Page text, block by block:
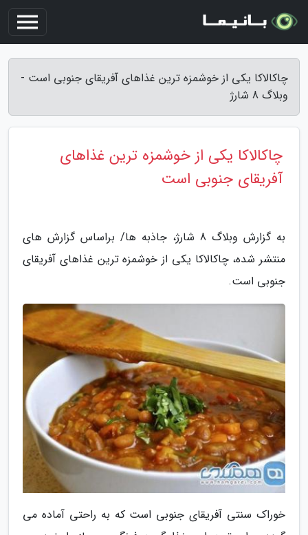
چاکالاکا یکی از خوشمزه ترین غذاهای آفریقای جنوبی است -
وبلاگ 8 شارژ
چاکالاکا یکی از خوشمزه ترین غذاهای
آفریقای جنوبی است
به گزارش وبلاگ 8 شارژ، جاذبه ها/ براساس گزارش های
منتشر شده، چاکالاکا یکی از خوشمزه ترین غذاهای آفریقای
جنوبی است.
خوراک سنتی آفریقای جنوبی است که به راحتی آماده می